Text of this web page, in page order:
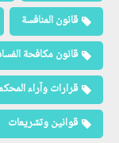
قانون المنافسة
قانون مكافحة
قرارات وآراء
قوانين وتشريعات